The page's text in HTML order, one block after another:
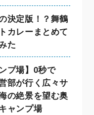
決定版！？舞鶴
カレーまとめて
た
プ場】0秒で
部が行く広々サ
の絶景を望む奥
ャンプ場